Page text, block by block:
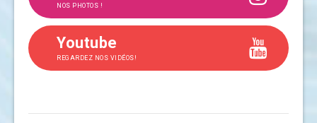
NOS PHOTOS !
Youtube
REGARDEZ NOS VIDÉOS!